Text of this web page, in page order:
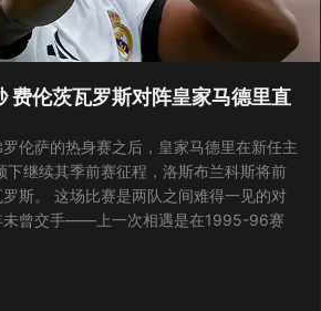
费伦茨瓦罗斯对阵皇家马德里直
伦萨的热身赛之后，皇家马德里在新任主
下继续其季前赛征程，洛斯布兰科斯将前
斯。 这场比赛是两队之间难得一见的对
未曾交手——上一次相遇是在1995-96赛